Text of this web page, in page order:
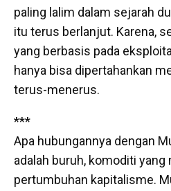
paling lalim dalam sejarah
itu terus berlanjut. Karena,
yang berbasis pada
hanya bisa dipertahankan
terus-menerus.
***
Apa hubungannya dengan
adalah buruh, komoditi
pertumbuhan kapitalisme.